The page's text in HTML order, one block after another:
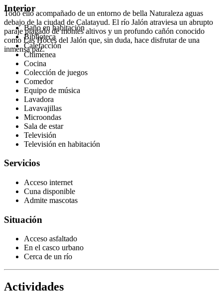
Todo ello acompañado de un entorno de bella Naturaleza aguas
debajo de la ciudad de Calatayud. El río Jalón atraviesa un abrupto
paraje plagado de montes altivos y un profundo cañón conocido
como Las Hoces del Jalón que, sin duda, hace disfrutar de una
inmensa paz.
Interior
Baño en habitación
Biblioteca
Calefacción
Chimenea
Cocina
Colección de juegos
Comedor
Equipo de música
Lavadora
Lavavajillas
Microondas
Sala de estar
Televisión
Televisión en habitación
Servicios
Acceso internet
Cuna disponible
Admite mascotas
Situación
Acceso asfaltado
En el casco urbano
Cerca de un río
Actividades